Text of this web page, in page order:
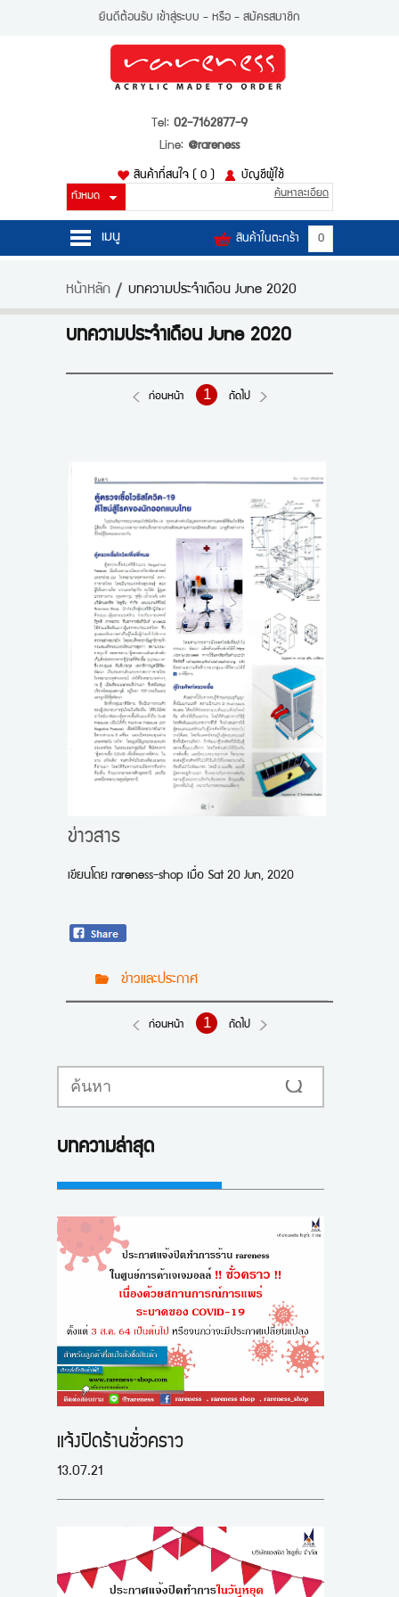
ยินดีต้อนรับ เข้าสู่ระบบ - หรือ - สมัครสมาชิก
Tel: 02-7162877-9
Line: @rareness
สินค้าที่สนใจ ( 0 ) บัญชีผู้ใช้
สินค้าในตะกร้า 0
ค้นหาละเอียด
เมนู
สินค้า
หน้าหลัก บทความประจำเดือน June 2020
บทความประจำเดือน June 2020
ก่อนหน้า 1 ถัดไป
ข่าวสาร
เขียนโดย rareness-shop เมื่อ Sat 20 Jun, 2020
ข่าวและประกาศ
ก่อนหน้า 1 ถัดไป
ค้นหา
บทความล่าสุด
แจ้งปิดร้านชั่วคราว
13.07.21